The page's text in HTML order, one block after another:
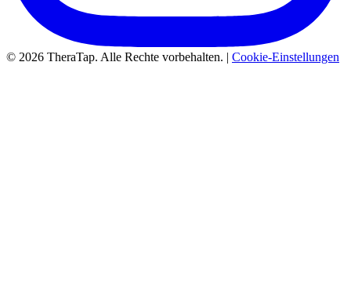
© 2026 TheraTap. Alle Rechte vorbehalten. | Cookie-Einstellungen